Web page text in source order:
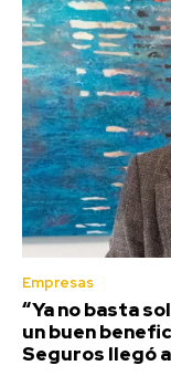
Empresas
“Ya no basta
un buen
Seguros llegó